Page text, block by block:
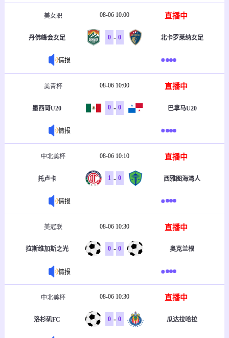
美女职 08-06 10:00 直播中
丹佛峰会女足 0 - 0 北卡罗莱纳女足
情报
美青杯 08-06 10:00 直播中
墨西哥U20 0 - 0 巴拿马U20
情报
中北美杯 08-06 10:10 直播中
托卢卡 1 - 0 西雅图海湾人
情报
美冠联 08-06 10:30 直播中
拉斯维加斯之光 0 - 0 奥克兰根
情报
中北美杯 08-06 10:30 直播中
洛杉矶FC 0 - 0 瓜达拉哈拉